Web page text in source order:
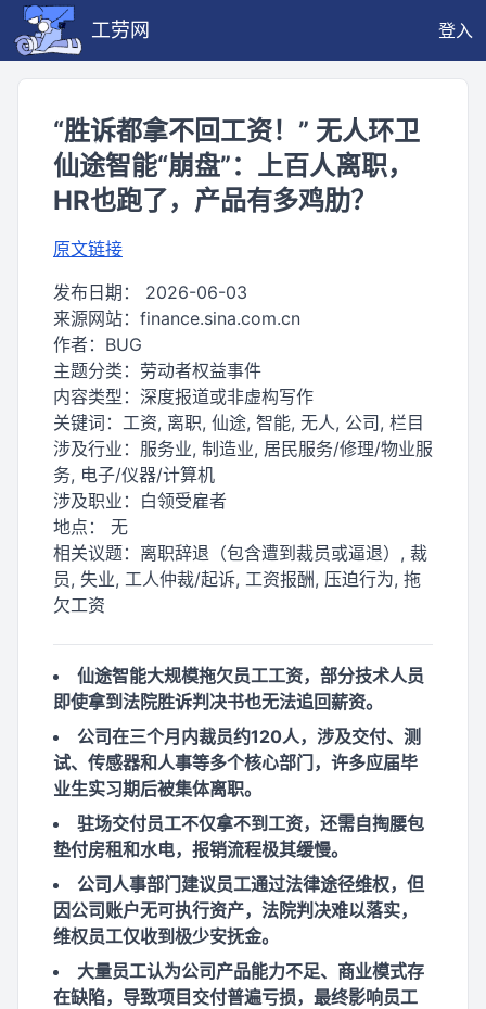
工劳网 登入
“胜诉都拿不回工资！” 无人环卫
仙途智能“崩盘”：上百人离职，
HR也跑了，产品有多鸡肋？
原文链接
发布日期： 2026-06-03
来源网站： finance.sina.com.cn
作者： BUG
主题分类： 劳动者权益事件
内容类型： 深度报道或非虚构写作
关键词： 工资, 离职, 仙途, 智能, 无人, 公司, 栏目
涉及行业： 服务业, 制造业, 居民服务/修理/物业服
务, 电子/仪器/计算机
涉及职业： 白领受雇者
地点： 无
相关议题： 离职辞退（包含遭到裁员或逼退）, 裁
员, 失业, 工人仲裁/起诉, 工资报酬, 压迫行为, 拖
欠工资
仙途智能大规模拖欠员工工资，部分技术人员
即使拿到法院胜诉判决书也无法追回薪资。
公司在三个月内裁员约120人，涉及交付、测
试、传感器和人事等多个核心部门，许多应届毕
业生实习期后被集体离职。
驻场交付员工不仅拿不到工资，还需自掏腰包
垫付房租和水电，报销流程极其缓慢。
公司人事部门建议员工通过法律途径维权，但
因公司账户无可执行资产，法院判决难以落实，
维权员工仅收到极少安抚金。
大量员工认为公司产品能力不足、商业模式存
在缺陷，导致项目交付普遍亏损，最终影响员工